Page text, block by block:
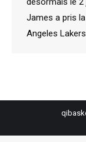
James a pris
Angeles